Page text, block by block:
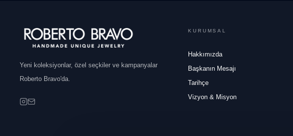
Yeni koleksiyonlar, özel seçkiler ve kampanyalar
Roberto Bravo'da.
KURUMSAL
Hakkımızda
Başkanın Mesajı
Tarihçe
Vizyon & Misyon